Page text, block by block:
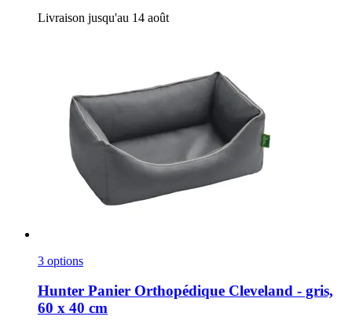
Livraison jusqu'au 14 août
3 options
Hunter Panier Orthopédique Cleveland -​ gris,
60 x 40 cm